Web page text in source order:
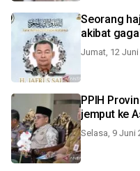
Seorang
akibat
Jumat, 12
PPIH
jemput ke
Selasa, 9 Juni